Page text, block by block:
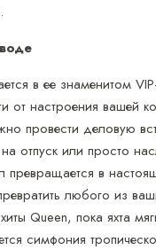
в ее знаменитом
от настроения вашей
провести деловую
отпуск или просто
превращается в
любого из
Queen, пока яхта
симфония